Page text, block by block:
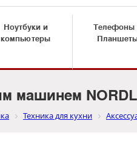
Ноутбуки и
компьютеры
Телефоны
машинем
Техника для кухни